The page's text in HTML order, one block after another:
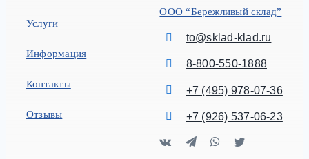
Услуги
Информация
Контакты
Отзывы
ООО “Бережливый склад”
to@sklad-klad.ru
8-800-550-1888
+7 (495) 978-07-36
+7 (926) 537-06-23